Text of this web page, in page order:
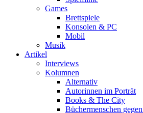
Games
Brettspiele
Konsolen & PC
Mobil
Musik
Artikel
Interviews
Kolumnen
Alternativ
Autorinnen im Porträt
Books & The City
Büchermenschen